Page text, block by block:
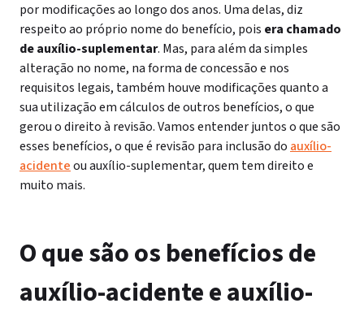
por modificações ao longo dos anos. Uma delas, diz
respeito ao próprio nome do benefício, pois era chamado
de auxílio-suplementar. Mas, para além da simples
alteração no nome, na forma de concessão e nos
requisitos legais, também houve modificações quanto a
sua utilização em cálculos de outros benefícios, o que
gerou o direito à revisão. Vamos entender juntos o que são
esses benefícios, o que é revisão para inclusão do auxílio-
acidenteou auxílio-suplementar, quem tem direito e
muito mais.
O que são os benefícios de
auxílio-acidente e auxílio-